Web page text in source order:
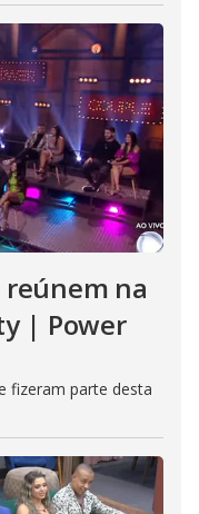
reúnem na
| Power
fizeram parte desta